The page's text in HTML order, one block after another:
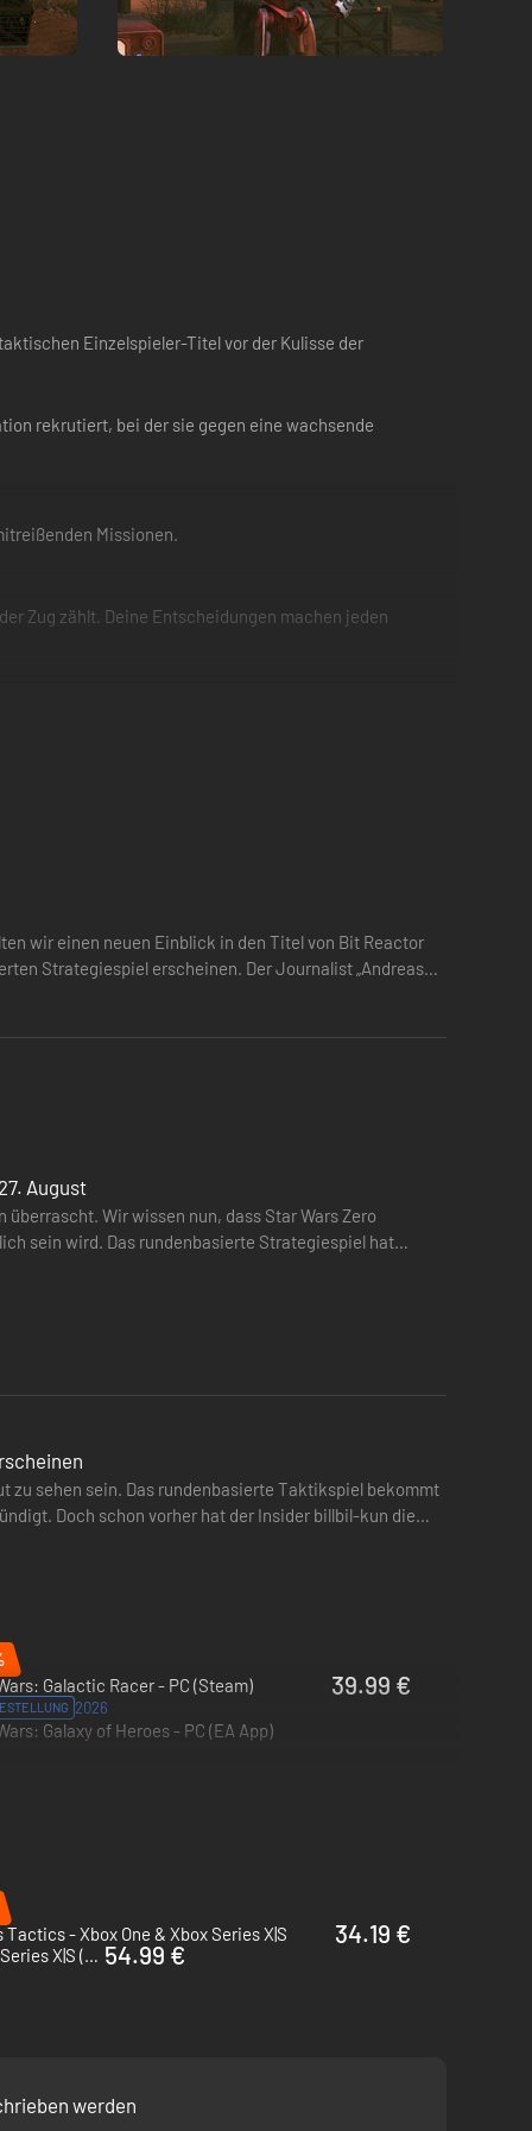
Einzelspieler-Titel vor der Kulisse der
rekrutiert, bei der sie gegen eine wachsende
Missionen.
Zug zählt. Deine Entscheidungen machen jeden
Aussehen, Ausrüstung und Fähigkeiten an deine
wir einen neuen Einblick in den Titel von Bit Reactor
Strategiespiel erscheinen. Der Journalist „Andreas
August
Wir wissen nun, dass Star Wars Zero
sein wird. Das rundenbasierte Strategiespiel hat
zu sehen sein. Das rundenbasierte Taktikspiel bekommt
Doch schon vorher hat der Insider billbil-kun die
Galactic Racer - PC (Steam)
2026
39.99 €
Galaxy of Heroes - PC (EA App)
Tactics - Xbox One & Xbox Series X|S 34.19 €
Metaphor: ReFantazio - PC & Xbox Series X|S (Microsoft Store) 54.99 €
werden